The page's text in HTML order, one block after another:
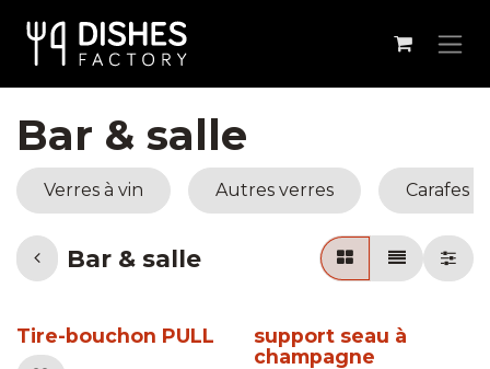
Bar & salle
Verres à vin Autres verres Carafes
Bar & salle
Tire-bouchon PULL
support seau à
champagne